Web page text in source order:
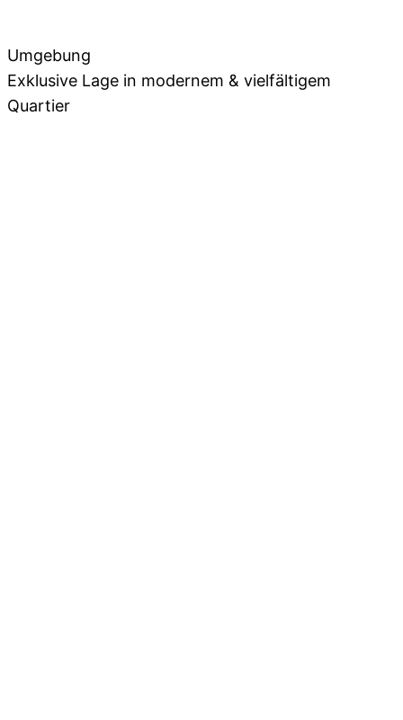
Umgebung
Exklusive Lage in modernem & vielfältigem
Quartier